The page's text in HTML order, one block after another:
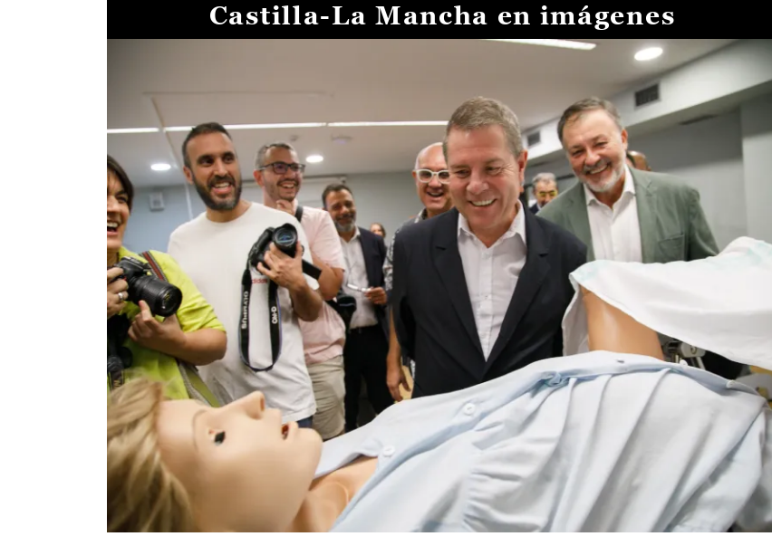
Castilla-La Mancha en imágenes